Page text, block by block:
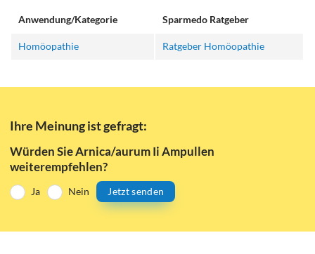
Anwendung/Kategorie Sparmedo Ratgeber
Homöopathie Ratgeber Homöopathie
Ihre Meinung ist gefragt:
Würden Sie Arnica/aurum Ii Ampullen
weiterempfehlen?
Ja Nein Jetzt senden